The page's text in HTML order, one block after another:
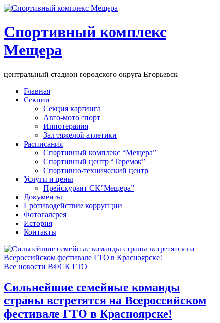
Спортивный комплекс
Мещера
центральный стадион городского округа Егорьевск
Главная
Секции
Секция картинга
Авто-мото спорт
Иппотерапия
Зал тяжелой атлетики
Расписания
Спортивный комплекс “Мещера”
Спортивный центр “Теремок”
Спортивно-технический центр
Услуги и цены
Прейскурант СК”Мещера”
Документы
Противодействие коррупции
Фотогалерея
История
Контакты
Все новости ВФСК ГТО
Сильнейшие семейные команды
страны встретятся на Всероссийском
фестивале ГТО в Красноярске!